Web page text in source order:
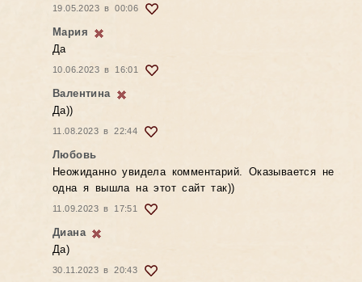
19.05.2023 в 00:06
Мария
Да
10.06.2023 в 16:01
Валентина
Да))
11.08.2023 в 22:44
Любовь
Неожиданно увидела комментарий. Оказывается не
одна я вышла на этот сайт так))
11.09.2023 в 17:51
Диана
Да)
30.11.2023 в 20:43